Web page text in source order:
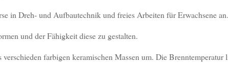
in Dreh- und Aufbautechnik und freies Arbeiten für Erwachsene an.
und der Fähigkeit diese zu gestalten.
farbigen keramischen Massen um. Die Brenntemperatur